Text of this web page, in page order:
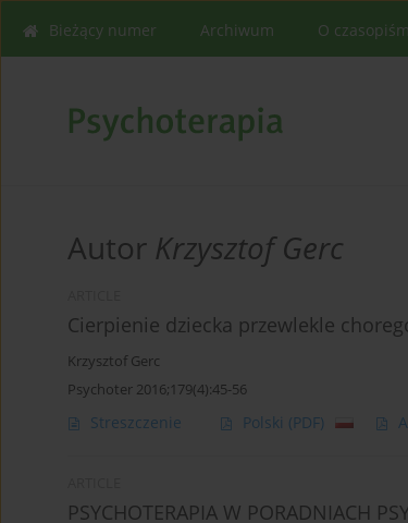
Bieżący numer Archiwum O
Autor Krzysztof Gerc
Cierpienie dziecka przewlekle
Krzysztof Gerc
Psychoter 2016;179(4):45-56
Streszczenie Polski (PDF)
PSYCHOTERAPIA W PORADNIACH